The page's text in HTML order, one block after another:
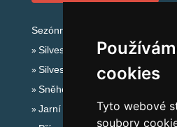
cookies
Tyto webové
soubory
Sezónní odkazy:
Silvester Českomoravská
Silvestr na horách 2025/26
Sněhové zpravodajství
Jarní prázdniny 2027